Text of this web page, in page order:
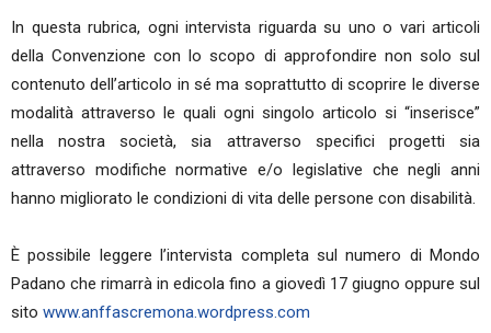
In questa rubrica, ogni intervista riguarda su uno o vari articoli
della Convenzione con lo scopo di approfondire non solo sul
contenuto dell’articolo in sé ma soprattutto di scoprire le diverse
modalità attraverso le quali ogni singolo articolo si “inserisce”
nella nostra società, sia attraverso specifici progetti sia
attraverso modifiche normative e/o legislative che negli anni
hanno migliorato le condizioni di vita delle persone con disabilità.
È possibile leggere l’intervista completa sul numero di Mondo
Padano che rimarrà in edicola fino a giovedì 17 giugno oppure sul
sito www.anffascremona.wordpress.com